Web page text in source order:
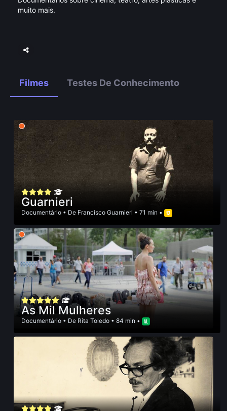
muito mais.
Filmes Testes De Conhecimento
Guarnieri
Documentário • De Francisco Guarnieri • 71 min •
As Mil Mulheres
Documentário • De Rita Toledo • 84 min •